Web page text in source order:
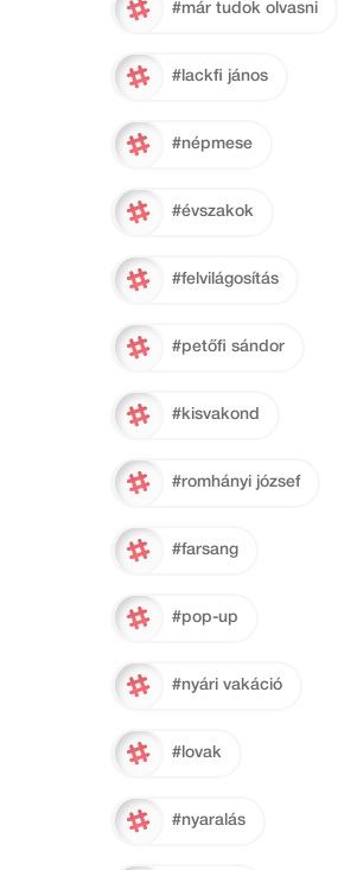
#már tudok olvasni
#lackfi jános
#népmese
#évszakok
#felvilágosítás
#petőfi sándor
#kisvakond
#romhányi józsef
#farsang
#pop-up
#nyári vakáció
#lovak
#nyaralás